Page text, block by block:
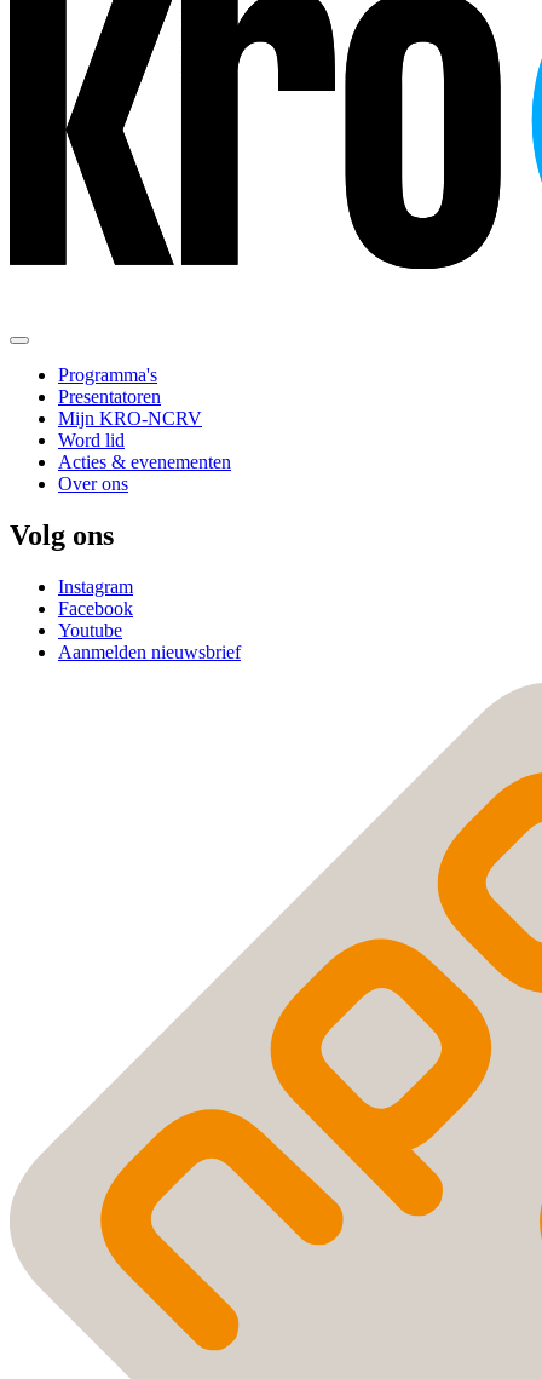
Programma's
Presentatoren
Mijn KRO-NCRV
Word lid
Acties & evenementen
Over ons
Volg ons
Instagram
Facebook
Youtube
Aanmelden nieuwsbrief